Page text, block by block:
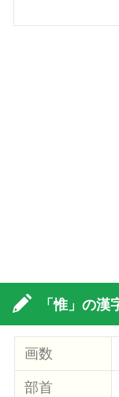
「惟」の漢
画数
部首